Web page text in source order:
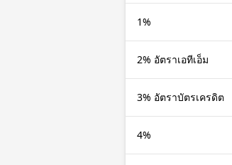
1%
2% อัตราเอทีเอ็ม
3% อัตราบัตรเครดิต
4%